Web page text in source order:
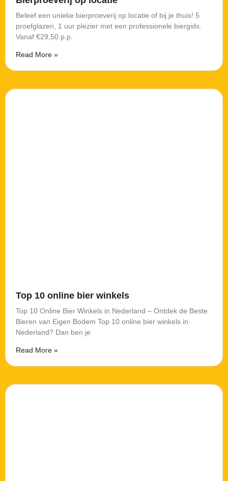
Beleef een unieke bierproeverij op locatie of bij je thuis! 5
proefglazen, 1 uur plezier met een professionele biergids.
Vanaf €29,50 p.p.
Read More »
Top 10 online bier winkels
Top 10 Online Bier Winkels in Nederland – Ontdek de Beste
Bieren van Eigen Bodem Top 10 online bier winkels in
Nederland? Dan ben je
Read More »